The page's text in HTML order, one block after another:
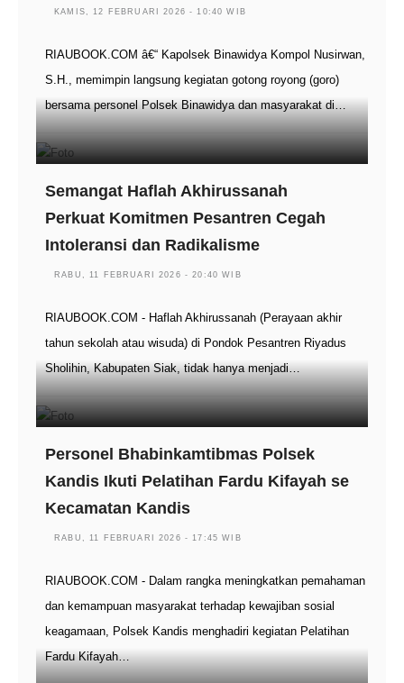
KAMIS, 12 FEBRUARI 2026 - 10:40 WIB
RIAUBOOK.COM â€“ Kapolsek Binawidya Kompol Nusirwan,
S.H., memimpin langsung kegiatan gotong royong (goro)
bersama personel Polsek Binawidya dan masyarakat di…
Semangat Haflah Akhirussanah
Perkuat Komitmen Pesantren Cegah
Intoleransi dan Radikalisme
RABU, 11 FEBRUARI 2026 - 20:40 WIB
RIAUBOOK.COM - Haflah Akhirussanah (Perayaan akhir
tahun sekolah atau wisuda) di Pondok Pesantren Riyadus
Sholihin, Kabupaten Siak, tidak hanya menjadi…
Personel Bhabinkamtibmas Polsek
Kandis Ikuti Pelatihan Fardu Kifayah se
Kecamatan Kandis
RABU, 11 FEBRUARI 2026 - 17:45 WIB
RIAUBOOK.COM - Dalam rangka meningkatkan pemahaman
dan kemampuan masyarakat terhadap kewajiban sosial
keagamaan, Polsek Kandis menghadiri kegiatan Pelatihan
Fardu Kifayah…